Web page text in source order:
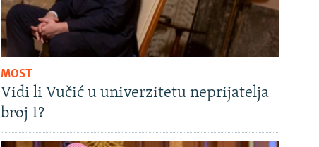
MOST
Vidi li Vučić u univerzitetu neprijatelja
broj 1?